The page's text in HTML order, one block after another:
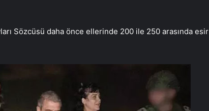
Sözcüsü daha önce ellerinde 200 ile 250 arasında esir